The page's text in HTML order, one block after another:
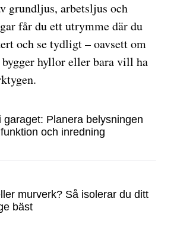
grundljus, arbetsljus och
får du ett utrymme där du
och se tydligt – oavsett om
hyllor eller bara vill ha
garaget: Planera belysningen
och inredning
murverk? Så isolerar du ditt
bäst